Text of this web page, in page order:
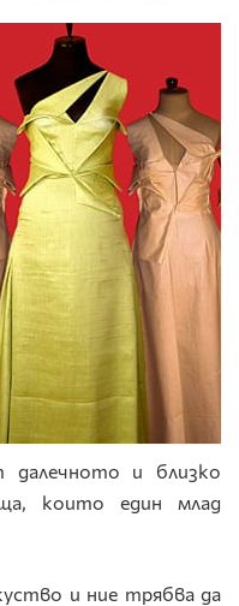
далечното и близко
които един млад
и ние трябва да